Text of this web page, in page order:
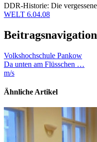
DDR-Historie: Die
WELT 6.04.08
Beitragsnavigation
Volkshochschule Pankow
Da unten am Flüsschen …
m/s
Ähnliche Artikel